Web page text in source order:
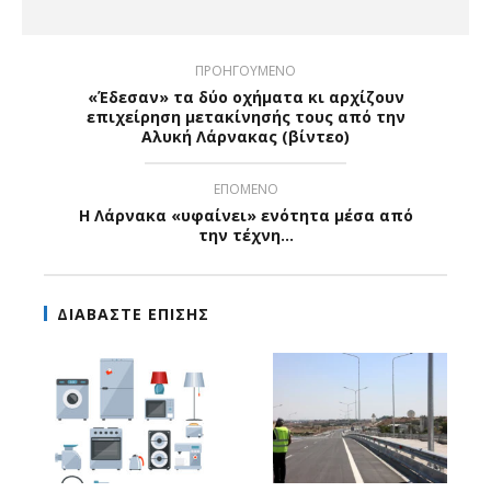
ΠΡΟΗΓΟΥΜΕΝΟ
«Έδεσαν» τα δύο οχήματα κι αρχίζουν
επιχείρηση μετακίνησής τους από την
Αλυκή Λάρνακας (βίντεο)
ΕΠΟΜΕΝΟ
Η Λάρνακα «υφαίνει» ενότητα μέσα από
την τέχνη...
ΔΙΑΒΑΣΤΕ ΕΠΙΣΗΣ